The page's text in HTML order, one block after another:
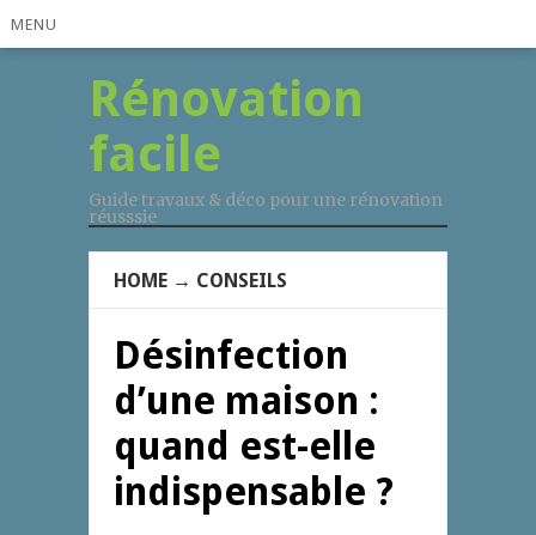
MENU
Rénovation
facile
Guide travaux & déco pour une rénovation
réusssie
HOME → CONSEILS
Désinfection
d’une maison :
quand est-elle
indispensable ?